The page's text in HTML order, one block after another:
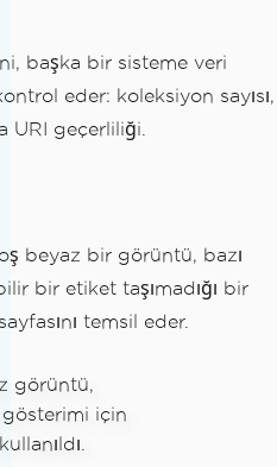
başka bir sisteme veri
eder: koleksiyon sayısı,
URI geçerliliği.
beyaz bir görüntü, bazı
bir etiket taşımadığı bir
temsil eder.